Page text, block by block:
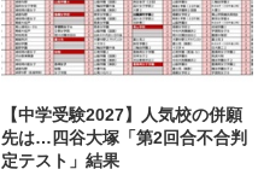
【中学受験2027】人気校の併願
先は…四谷大塚「第2回合不合判
定テスト」結果